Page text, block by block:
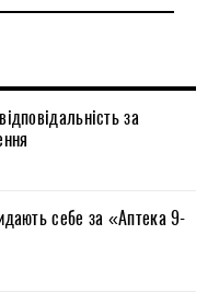
за
себе за «Аптека 9-